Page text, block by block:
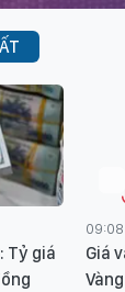
Tỷ giá
Giá